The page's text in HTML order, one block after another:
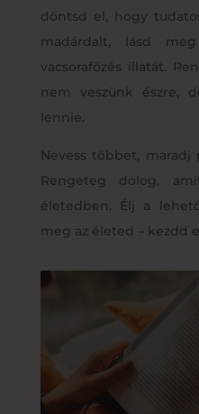
döntsd el, hogy
madárdalt, lásd
vacsorafőzés illatát.
nem veszünk észre,
lennie.
Nevess többet, maradj
Rengeteg dolog,
életedben. Élj a
meg az életed – kezdd